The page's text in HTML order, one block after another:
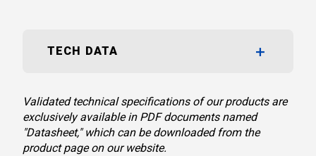
TECH DATA
Validated technical specifications of our products are
exclusively available in PDF documents named
"Datasheet," which can be downloaded from the
product page on our website.